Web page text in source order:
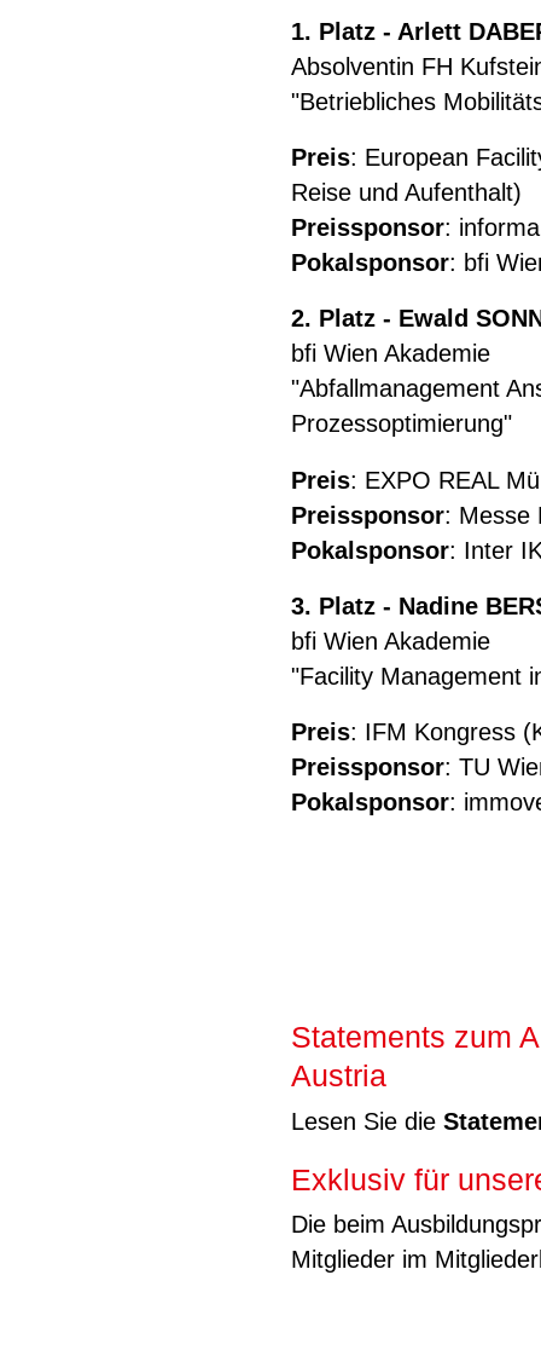
1. Platz - Arlett
Absolventin FH
"Betriebliches
Preis: European
Reise und Aufenthalt)
Preissponsor:
Pokalsponsor: bfi
2. Platz - Ewald
bfi Wien Akademie
"Abfallmanagement
Prozessoptimierung"
Preis: EXPO REAL
Preissponsor: Messe
Pokalsponsor: Inter
3. Platz - Nadine
bfi Wien Akademie
"Facility Management
Preis: IFM Kongress
Preissponsor: TU
Pokalsponsor:
Statements zum
Austria
Lesen Sie die
Exklusiv für
Die beim
Mitglieder im